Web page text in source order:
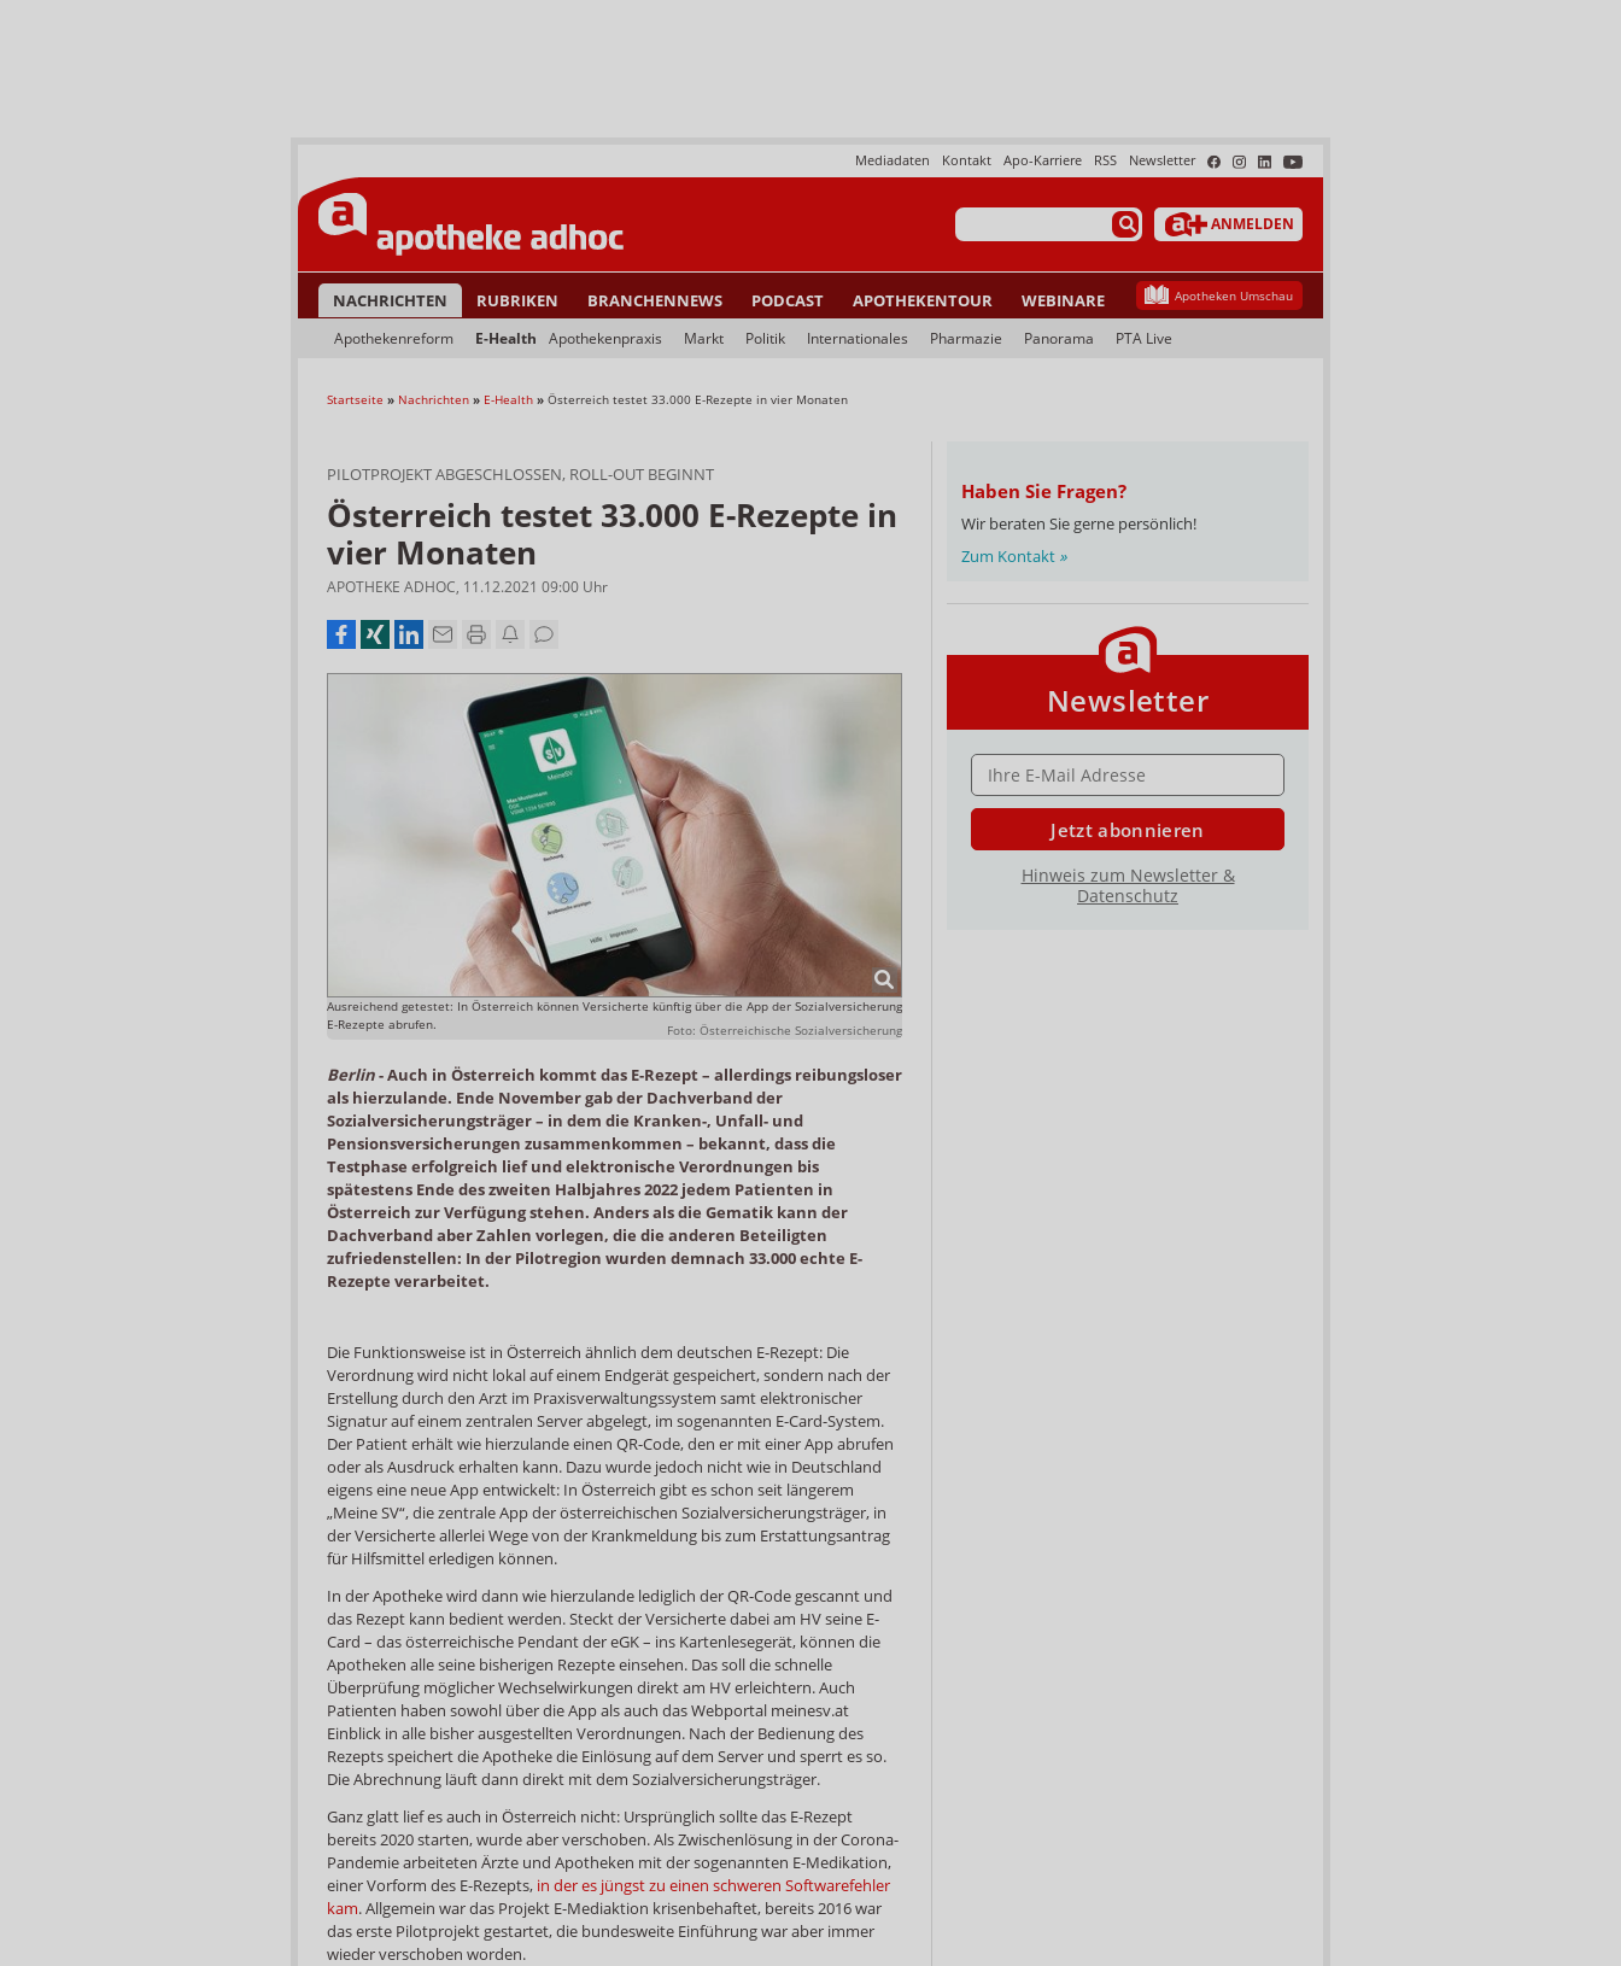
Newsletter
RSS
Apo-Karriere
Kontakt
Mediadaten
ANMELDEN
NACHRICHTEN RUBRIKEN BRANCHENNEWS PODCAST APOTHEKENTOUR WEBINARE Apotheken Umschau
Apothekenreform E-Health Apothekenpraxis Markt Politik Internationales Pharmazie Panorama PTA Live
Startseite » Nachrichten » E-Health » Österreich testet 33.000 E-Rezepte in vier Monaten
PILOTPROJEKT ABGESCHLOSSEN, ROLL-OUT BEGINNT
Österreich testet 33.000 E-Rezepte in
vier Monaten
APOTHEKE ADHOC, 11.12.2021 09:00 Uhr
Ausreichend getestet: In Österreich können Versicherte künftig über die App der Sozialversicherung
E-Rezepte abrufen.
Foto: Österreichische Sozialversicherung
Berlin-Auch in Österreich kommt das E-Rezept – allerdings reibungsloser
als hierzulande. Ende November gab der Dachverband der
Sozialversicherungsträger – in dem die Kranken-, Unfall- und
Pensionsversicherungen zusammenkommen – bekannt, dass die
Testphase erfolgreich lief und elektronische Verordnungen bis
spätestens Ende des zweiten Halbjahres 2022 jedem Patienten in
Österreich zur Verfügung stehen. Anders als die Gematik kann der
Dachverband aber Zahlen vorlegen, die die anderen Beteiligten
zufriedenstellen: In der Pilotregion wurden demnach 33.000 echte E-
Rezepte verarbeitet.
Die Funktionsweise ist in Österreich ähnlich dem deutschen E-Rezept: Die
Verordnung wird nicht lokal auf einem Endgerät gespeichert, sondern nach der
Erstellung durch den Arzt im Praxisverwaltungssystem samt elektronischer
Signatur auf einem zentralen Server abgelegt, im sogenannten E-Card-System.
Der Patient erhält wie hierzulande einen QR-Code, den er mit einer App abrufen
oder als Ausdruck erhalten kann. Dazu wurde jedoch nicht wie in Deutschland
eigens eine neue App entwickelt: In Österreich gibt es schon seit längerem
„Meine SV“, die zentrale App der österreichischen Sozialversicherungsträger, in
der Versicherte allerlei Wege von der Krankmeldung bis zum Erstattungsantrag
für Hilfsmittel erledigen können.
In der Apotheke wird dann wie hierzulande lediglich der QR-Code gescannt und
das Rezept kann bedient werden. Steckt der Versicherte dabei am HV seine E-
Card – das österreichische Pendant der eGK – ins Kartenlesegerät, können die
Apotheken alle seine bisherigen Rezepte einsehen. Das soll die schnelle
Überprüfung möglicher Wechselwirkungen direkt am HV erleichtern. Auch
Patienten haben sowohl über die App als auch das Webportal meinesv.at
Einblick in alle bisher ausgestellten Verordnungen. Nach der Bedienung des
Rezepts speichert die Apotheke die Einlösung auf dem Server und sperrt es so.
Die Abrechnung läuft dann direkt mit dem Sozialversicherungsträger.
Ganz glatt lief es auch in Österreich nicht: Ursprünglich sollte das E-Rezept
bereits 2020 starten, wurde aber verschoben. Als Zwischenlösung in der Corona-
Pandemie arbeiteten Ärzte und Apotheken mit der sogenannten E-Medikation,
einer Vorform des E-Rezepts, in der es jüngst zu einen schweren Softwarefehler
kam. Allgemein war das Projekt E-Mediaktion krisenbehaftet, bereits 2016 war
das erste Pilotprojekt gestartet, die bundesweite Einführung war aber immer
wieder verschoben worden.
Haben Sie Fragen?
Wir beraten Sie gerne persönlich!
Zum Kontakt »
Newsletter
E-MAIL ADRESSE
Jetzt abonnieren
Hinweis zum Newsletter &
Datenschutz